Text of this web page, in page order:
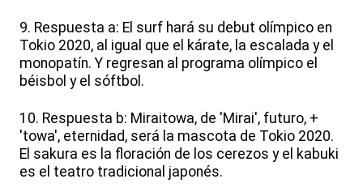
9. Respuesta a: El surf hará su debut olímpico en
Tokio 2020, al igual que el kárate, la escalada y el
monopatín. Y regresan al programa olímpico el
béisbol y el sóftbol.
10. Respuesta b: Miraitowa, de 'Mirai', futuro, +
'towa', eternidad, será la mascota de Tokio 2020.
El sakura es la floración de los cerezos y el kabuki
es el teatro tradicional japonés.